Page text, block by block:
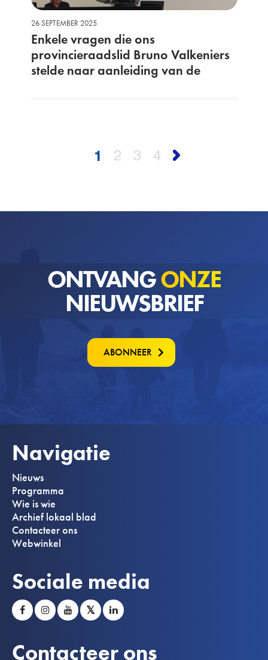
26 SEPTEMBER 2025
Enkele vragen die ons
provincieraadslid Bruno Valkeniers
stelde naar aanleiding van de
1 2 3 4
ONTVANGONZE
NIEUWSBRIEF
ABONNEER
Navigatie
Nieuws
Programma
Wie is wie
Archief lokaal blad
Contacteer ons
Webwinkel
Sociale media
𝕏
Contacteer ons